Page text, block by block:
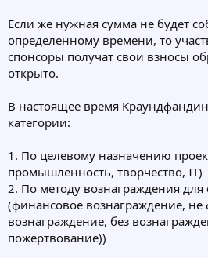
Если же нужная сумма не будет
определенному времени, то
спонсоры получат свои взносы
открыто.
В настоящее время
категории:
1. По целевому назначению
промышленность, творчество, IT)
2. По методу вознаграждения для
(финансовое вознаграждение, не
вознаграждение, без
пожертвование))